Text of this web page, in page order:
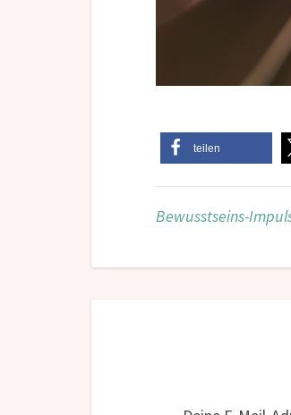
teilen
Bewusstseins-